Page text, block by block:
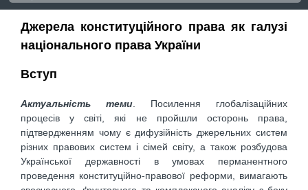
Джерела конституційного права як галузі
національного права України
Вступ
Актуальність теми. Посилення глобалізаційних
процесів у світі, які не пройшли осторонь права,
підтвердженням чому є дифузійність джерельних систем
різних правових систем і сімей світу, а також розбудова
Української державності в умовах перманентного
проведення конституційно-правової реформи, вимагають